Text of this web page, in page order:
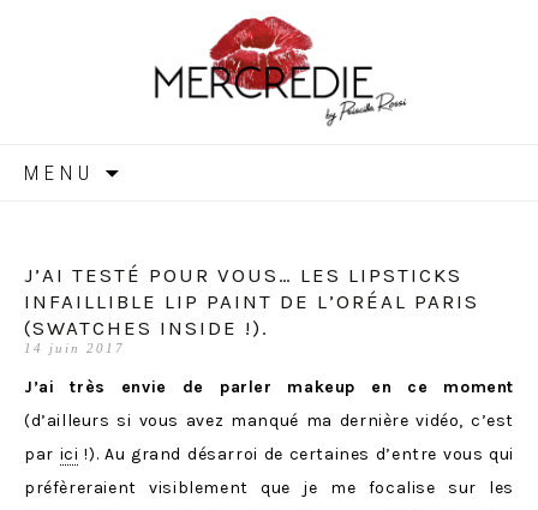
MERCREDIE
MENU
J’AI TESTÉ POUR VOUS… LES LIPSTICKS
INFAILLIBLE LIP PAINT DE L’ORÉAL PARIS
(SWATCHES INSIDE !).
14 juin 2017
J’ai très envie de parler makeup en ce moment
(d’ailleurs si vous avez manqué ma dernière vidéo, c’est
par ici !). Au grand désarroi de certaines d’entre vous qui
préfèreraient visiblement que je me focalise sur les